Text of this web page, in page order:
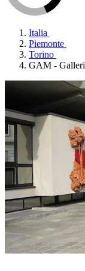
Italia
Piemonte
Torino
GAM -